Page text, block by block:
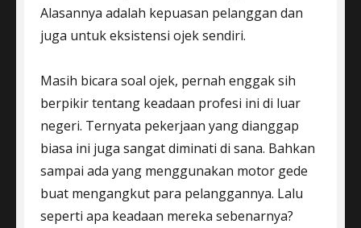
Alasannya adalah kepuasan pelanggan dan
juga untuk eksistensi ojek sendiri.
Masih bicara soal ojek, pernah enggak sih
berpikir tentang keadaan profesi ini di luar
negeri. Ternyata pekerjaan yang dianggap
biasa ini juga sangat diminati di sana. Bahkan
sampai ada yang menggunakan motor gede
buat mengangkut para pelanggannya. Lalu
seperti apa keadaan mereka sebenarnya?